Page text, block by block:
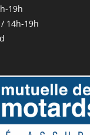
19h
14h-19h